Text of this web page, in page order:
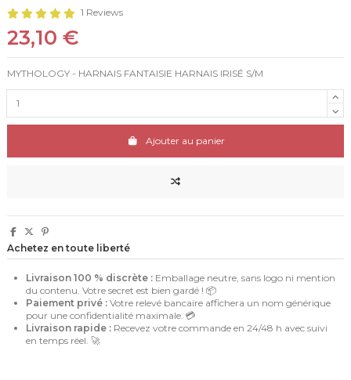
1 Reviews
23,10 €
MYTHOLOGY - HARNAIS FANTAISIE HARNAIS IRISÉ S/M
Ajouter au panier
Achetez en toute liberté
Livraison 100 % discrète : Emballage neutre, sans logo ni mention
du contenu. Votre secret est bien gardé ! 📦
Paiement privé : Votre relevé bancaire affichera un nom générique
pour une confidentialité maximale. 💳
Livraison rapide : Recevez votre commande en 24/48 h avec suivi
en temps réel. 🚀